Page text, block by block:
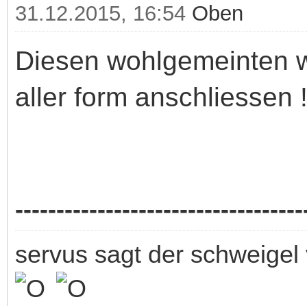
31.12.2015, 16:54 Oben
Diesen wohlgemeinten
aller form anschliessen
servus sagt der schweigel